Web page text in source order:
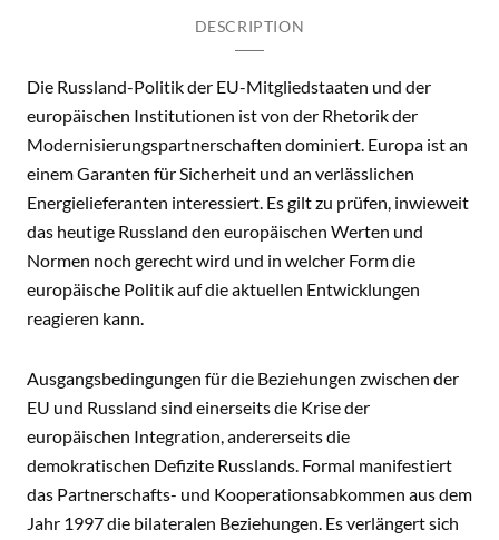
DESCRIPTION
Die Russland-Politik der EU-Mitgliedstaaten und der
europäischen Institutionen ist von der Rhetorik der
Modernisierungspartnerschaften dominiert. Europa ist an
einem Garanten für Sicherheit und an verlässlichen
Energielieferanten interessiert. Es gilt zu prüfen, inwieweit
das heutige Russland den europäischen Werten und
Normen noch gerecht wird und in welcher Form die
europäische Politik auf die aktuellen Entwicklungen
reagieren kann.
Ausgangsbedingungen für die Beziehungen zwischen der
EU und Russland sind einerseits die Krise der
europäischen Integration, andererseits die
demokratischen Defizite Russlands. Formal manifestiert
das Partnerschafts- und Kooperationsabkommen aus dem
Jahr 1997 die bilateralen Beziehungen. Es verlängert sich